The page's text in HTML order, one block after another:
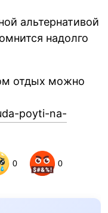
альтернативой
надолго
отдых можно
poyti-na-
0 0